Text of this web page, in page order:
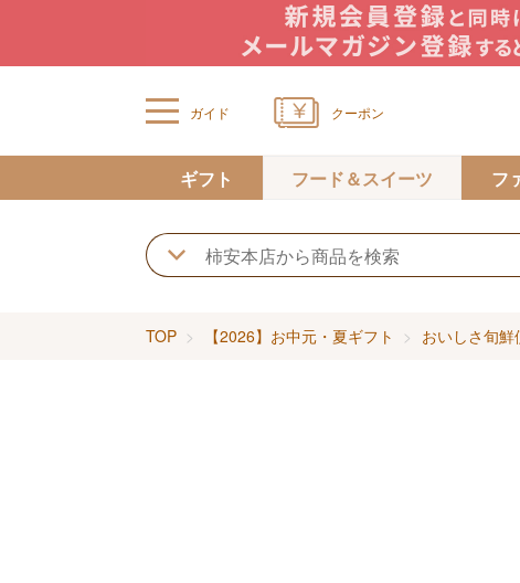
ガイド クーポン
ギフト フード＆スイーツ フ
TOP 【2026】お中元・夏ギフト おいしさ旬鮮